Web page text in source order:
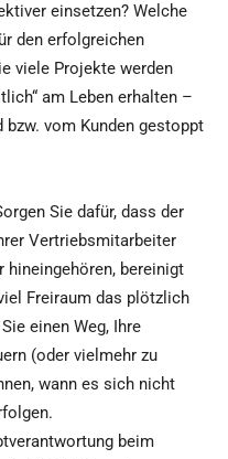
einsetzen? Welche
den erfolgreichen
viele Projekte werden
am Leben erhalten –
vom Kunden gestoppt
Sie dafür, dass der
Vertriebsmitarbeiter
hineingehören, bereinigt
Freiraum das plötzlich
einen Weg, Ihre
(oder vielmehr zu
wann es sich nicht
beim